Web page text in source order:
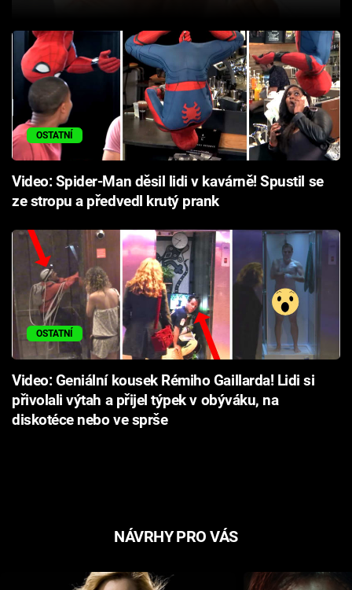
Sledujte prima+
Přihlášení
Sledujte nás
OSTATNÍ
Video: Spider-Man děsil lidi v kavárně! Spustil se
ze stropu a předvedl krutý prank
OSTATNÍ
Video: Geniální kousek Rémiho Gaillarda! Lidi si
přivolali výtah a přijel týpek v obýváku, na
diskotéce nebo ve sprše
NÁVRHY PRO VÁS